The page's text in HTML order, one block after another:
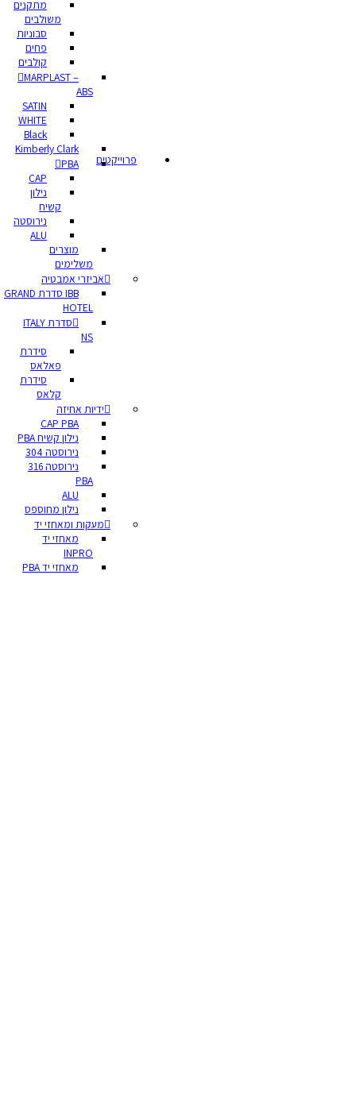
מתקנים
משולבים
סבוניות
פחים
קולבים
MARPLAST –
ABS
SATIN
WHITE
Black
Kimberly Clark
PBA
CAP
נילון
קשיח
נירוסטה
ALU
מוצרים
משלימים
אביזרי אמבטיה
IBB סדרת GRAND
HOTEL
סדרת ITALY
NS
סידרת
פאלאס
סידרת
קלאס
ידיות אחיזה
CAP PBA
נילון קשיח PBA
נירוסטה 304
נירוסטה 316
PBA
ALU
נילון מחוספס
מעקות ומאחזי יד
מאחזי יד
INPRO
מאחזי יד PBA
פרוייקטים